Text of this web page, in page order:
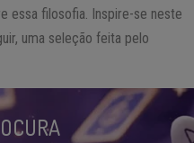
essa filosofia. Inspire-se neste
uma seleção feita pelo